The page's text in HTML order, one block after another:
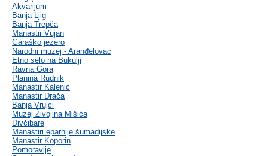
Akvarijum
Banja Ljig
Banja Trepča
Manastir Vujan
Garaško jezero
Narodni muzej - Aranđelovac
Etno selo na Bukulji
Ravna Gora
Planina Rudnik
Manastir Kalenić
Manastir Drača
Banja Vrujci
Muzej Živojina Mišića
Divčibare
Manastiri eparhije šumadijske
Manastir Koporin
Pomoravlje